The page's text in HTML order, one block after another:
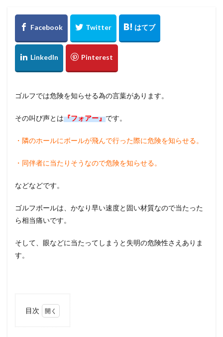
ゴルフでは危険を知らせる為の言葉があります。
その叫び声とは『フォアー』です。
・隣のホールにボールが飛んで行った際に危険を知らせる。
・同伴者に当たりそうなので危険を知らせる。
などなどです。
ゴルフボールは、かなり早い速度と固い材質なので当たった
ら相当痛いです。
そして、眼などに当たってしまうと失明の危険性さえありま
す。
目次